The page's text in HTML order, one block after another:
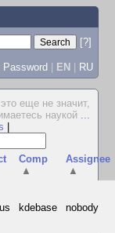
[?]
Password | EN | RU
еще не значит,
наукой ...
Comp
▲
Assignee
▲
kdebase nobody